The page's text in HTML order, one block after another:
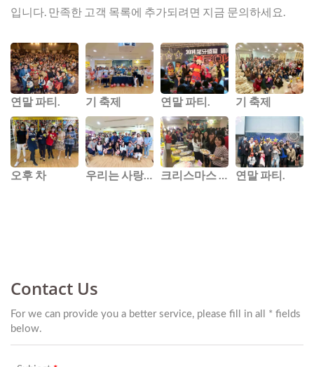
입니다. 만족한 고객 목록에 추가되려면 지금 문의하세요.
연말 파티. 기 축제 연말 파티. 기 축제
오후 차 우리는 사랑하는 동료를 위한 송별회를 열었습니다. 크리스마스 파티. 연말 파티.